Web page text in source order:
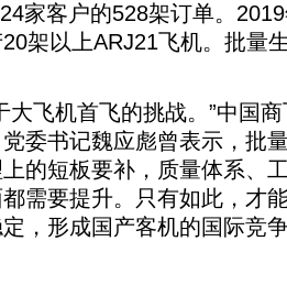
客户的528架订单。2019
架以上ARJ21飞机。批量
飞机首飞的挑战。”中国商
委书记魏应彪曾表示，批
的短板要补，质量体系、
需要提升。只有如此，才
，形成国产客机的国际竞